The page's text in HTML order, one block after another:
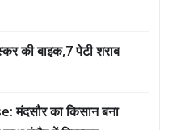
की बाइक,7 पेटी शराब
का किसान बना